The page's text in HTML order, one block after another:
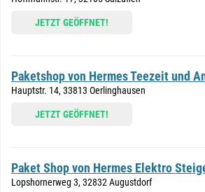
JETZT GEÖFFNET!
Paketshop von Hermes Teezeit und
Hauptstr. 14, 33813 Oerlinghausen
JETZT GEÖFFNET!
Paket Shop von Hermes Elektro
Lopshornerweg 3, 32832 Augustdorf